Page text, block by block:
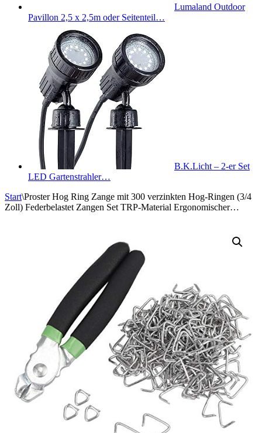
Lumaland Outdoor
Pavillon 2,5 x 2,5m oder Seitenteil…
B.K.Licht – 2-er Set
LED Gartenstrahler…
Start\Proster Hog Ring Zange mit 300 verzinkten Hog-Ringen (3/4
Zoll) Federbelastet Zangen Set TRP-Material Ergonomischer…